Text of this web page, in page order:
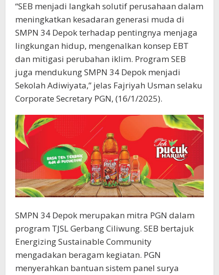
“SEB menjadi langkah solutif perusahaan dalam
meningkatkan kesadaran generasi muda di
SMPN 34 Depok terhadap pentingnya menjaga
lingkungan hidup, mengenalkan konsep EBT
dan mitigasi perubahan iklim. Program SEB
juga mendukung SMPN 34 Depok menjadi
Sekolah Adiwiyata,” jelas Fajriyah Usman selaku
Corporate Secretary PGN, (16/1/2025).
SMPN 34 Depok merupakan mitra PGN dalam
program TJSL Gerbang Ciliwung. SEB bertajuk
Energizing Sustainable Community
mengadakan beragam kegiatan. PGN
menyerahkan bantuan sistem panel surya